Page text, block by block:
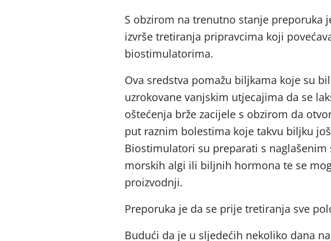
S obzirom na trenutno stanje preporuka
izvrše tretiranja pripravcima koji
biostimulatorima.
Ova sredstva pomažu biljkama koje su
uzrokovane vanjskim utjecajima da se
oštećenja brže zacijele s obzirom da
put raznim bolestima koje takvu biljku
Biostimulatori su preparati s
morskih algi ili biljnih hormona te se
proizvodnji.
Preporuka je da se prije tretiranja sve
Budući da je u sljedećih nekoliko dana